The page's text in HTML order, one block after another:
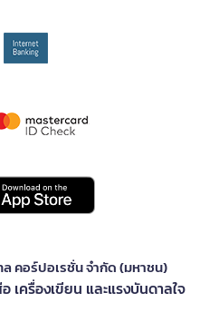
ล คอร์ปอเรชั่น จำกัด (มหาชน)
เครื่องเขียน และแรงบันดาลใจ